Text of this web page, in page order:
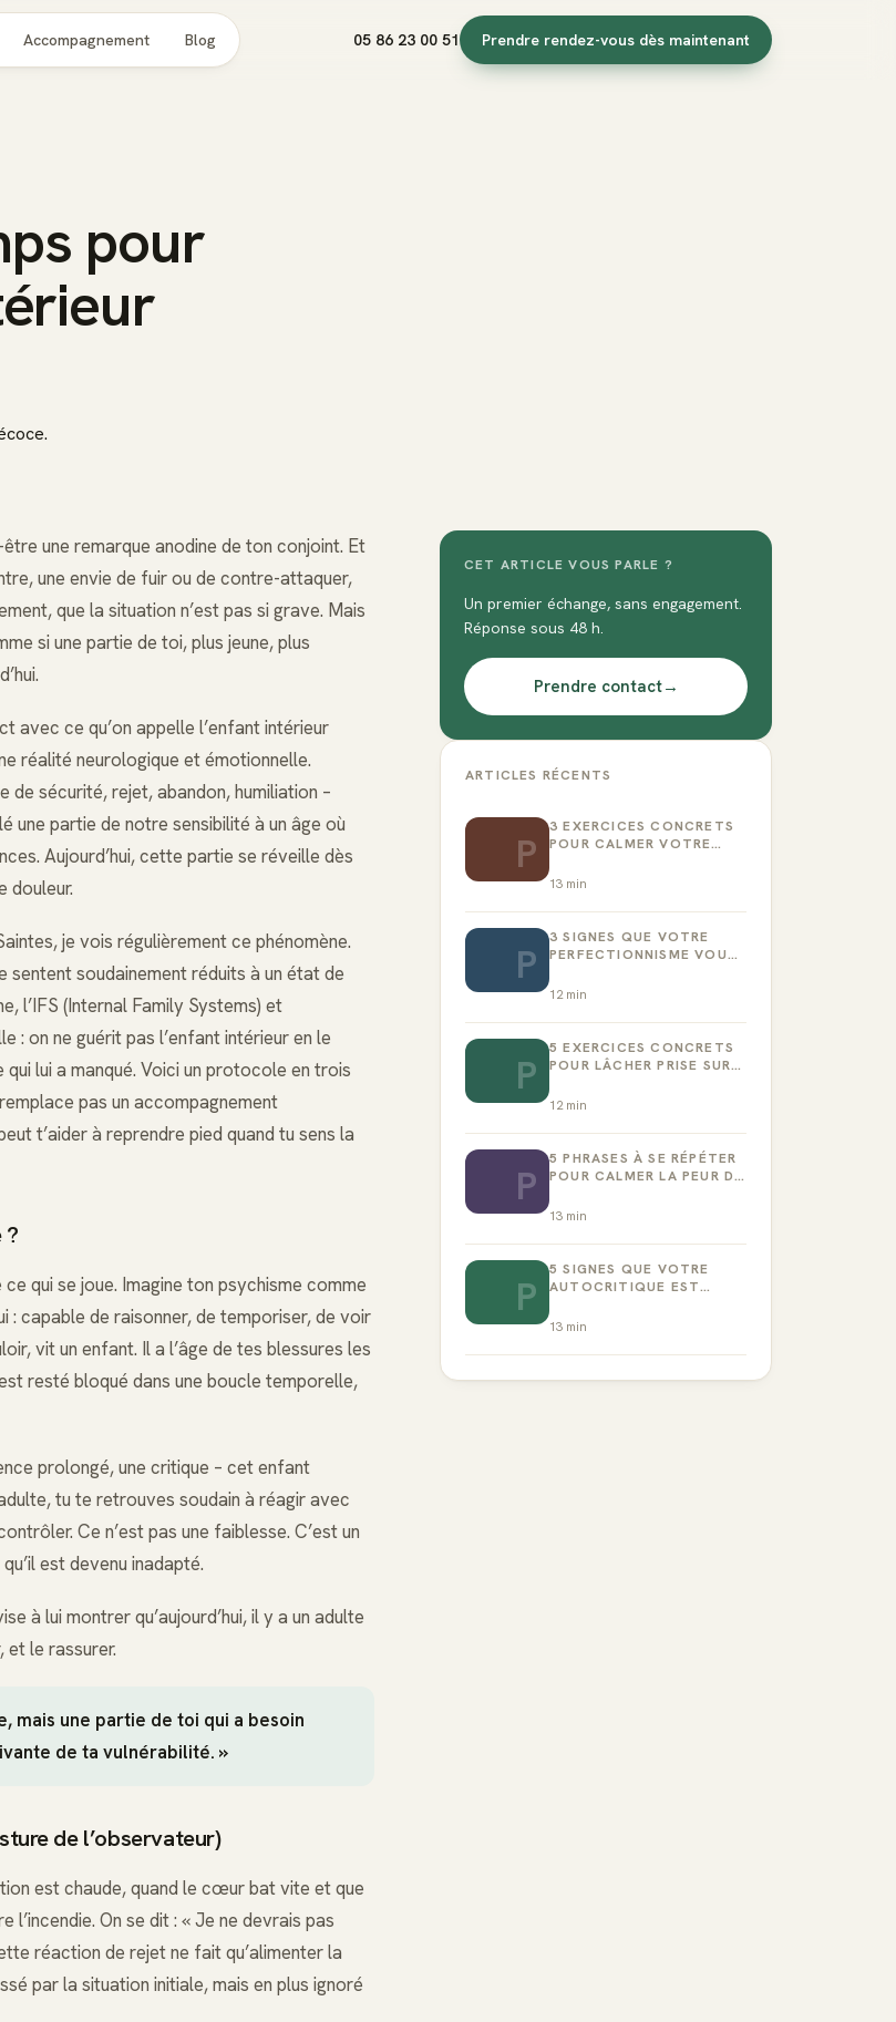
Accompagnement Blog 05 86 23 00 51 Prendre rendez-vous dès maintenant
pour
une remarque anodine de ton conjoint. Et
une envie de fuir ou de contre-attaquer,
que la situation n’est pas si grave. Mais
si une partie de toi, plus jeune, plus
avec ce qu’on appelle l’enfant intérieur
réalité neurologique et émotionnelle.
de sécurité, rejet, abandon, humiliation –
une partie de notre sensibilité à un âge où
Aujourd’hui, cette partie se réveille dès
douleur.
je vois régulièrement ce phénomène.
soudainement réduits à un état de
l’IFS (Internal Family Systems) et
: on ne guérit pas l’enfant intérieur en le
lui a manqué. Voici un protocole en trois
pas un accompagnement
t’aider à reprendre pied quand tu sens la
?
qui se joue. Imagine ton psychisme comme
: capable de raisonner, de temporiser, de voir
vit un enfant. Il a l’âge de tes blessures les
resté bloqué dans une boucle temporelle,
prolongé, une critique – cet enfant
tu te retrouves soudain à réagir avec
Ce n’est pas une faiblesse. C’est un
est devenu inadapté.
à lui montrer qu’aujourd’hui, il y a un adulte
et le rassurer.
mais une partie de toi qui a besoin
de ta vulnérabilité. »
de l’observateur)
est chaude, quand le cœur bat vite et que
On se dit : « Je ne devrais pas
réaction de rejet ne fait qu’alimenter la
par la situation initiale, mais en plus ignoré
CET ARTICLE VOUS PARLE ?
Un premier échange, sans engagement.
Réponse sous 48 h.
Prendre contact→
ARTICLES RÉCENTS
P
3 EXERCICES CONCRETS
POUR CALMER VOTRE
13 min
P
3 SIGNES QUE VOTRE
PERFECTIONNISME VOUS
12min
P
5 EXERCICES CONCRETS
POUR LÂCHER PRISE SUR
12min
P
5 PHRASES À SE RÉPÉTER
POUR CALMER LA PEUR DE
13 min
P
5 SIGNES QUE VOTRE
AUTOCRITIQUE EST
13 min